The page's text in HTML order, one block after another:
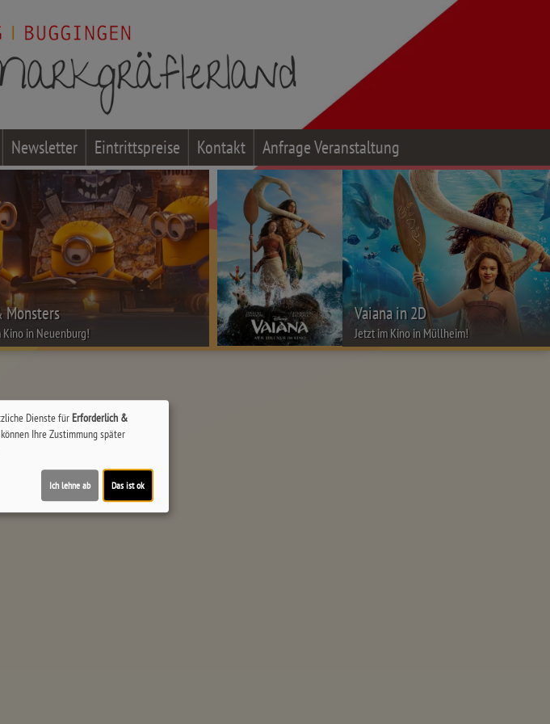
Newsletter Eintrittspreise Kontakt Anfrage Veranstaltung
Monsters
Kino in Neuenburg!
Vaiana in 2D
Jetzt im Kino in Müllheim!
Dienste für Erforderlich &
Ihre Zustimmung später
Ich lehne ab Das ist ok